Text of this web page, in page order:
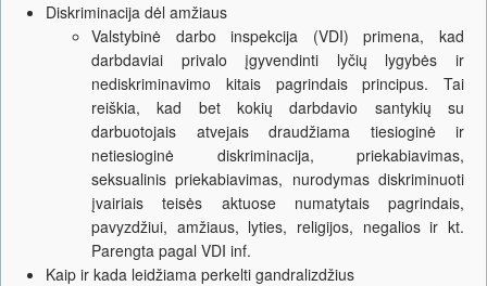
Diskriminacija dėl amžiaus
Valstybinė darbo inspekcija (VDI) primena, kad
darbdaviai privalo įgyvendinti lyčių lygybės ir
nediskriminavimo kitais pagrindais principus. Tai
reiškia, kad bet kokių darbdavio santykių su
darbuotojais atvejais draudžiama tiesioginė ir
netiesioginė diskriminacija, priekabiavimas,
seksualinis priekabiavimas, nurodymas diskriminuoti
įvairiais teisės aktuose numatytais pagrindais,
pavyzdžiui, amžiaus, lyties, religijos, negalios ir kt.
Parengta pagal VDI inf.
Kaip ir kada leidžiama perkelti gandralizdžius